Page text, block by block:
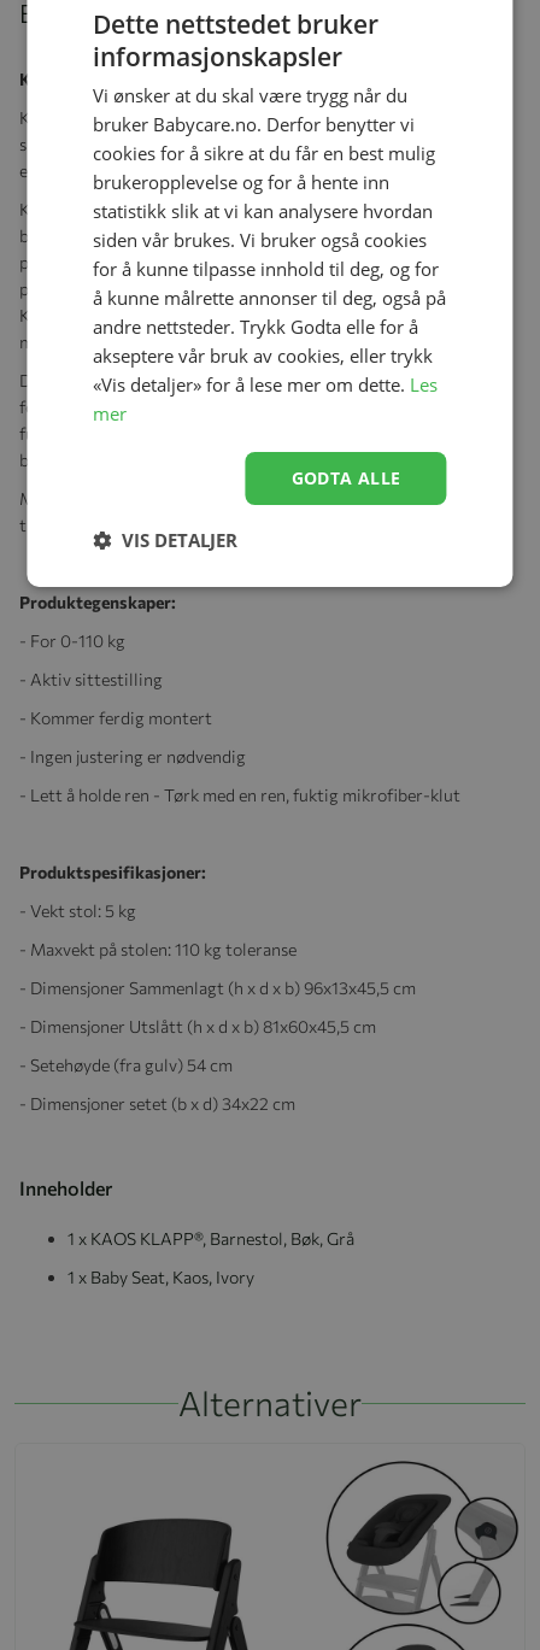
Beskrivelse
Klapp Barnestol, Kaos, Bøk, Grå + Baby Seat
KAOS Klapp kommer ferdig montert og er lett å sette opp. Bare
skyv bena ut, klikk setet på plass og stolen er klar til bruk. Den har
en glatt og solid finish som gjør den enkel å holde ren.
Klapp er en moderne designklassiker som vil vare hele
barndommen. En bærekraftig investering, av solid håndverk og
premium materialer. Stolen er designet av den prisbelønte norske
produktdesigneren Ole Petter Wullum for KAOS. Med KAOS
Klapp kan du gi barnet ditt en sikker og komfortabel sitteplass i
mange år.
Denne spisestolen er ikke bare perfekt for hjemmet ditt, men også
for bedrifter, kafeer og restauranter som trenger stilige og
funksjonelle spisestoler som enkelt kan lagres bort når de ikke er i
bruk.
Merk: Bøyle kjøpes separat og er anbefalt frem til 36 mnd. Annet
tilbehør selges separat.
Produktegenskaper:
- For 0-110 kg
- Aktiv sittestilling
- Kommer ferdig montert
- Ingen justering er nødvendig
- Lett å holde ren - Tørk med en ren, fuktig mikrofiber-klut
Produktspesifikasjoner:
- Vekt stol: 5 kg
- Maxvekt på stolen: 110 kg toleranse
- Dimensjoner Sammenlagt (h x d x b) 96x13x45,5 cm
- Dimensjoner Utslått (h x d x b) 81x60x45,5 cm
- Setehøyde (fra gulv) 54 cm
- Dimensjoner setet (b x d) 34x22 cm
Inneholder
1 x KAOS KLAPP®, Barnestol, Bøk, Grå
1 x Baby Seat, Kaos, Ivory
Alternativer
Dette nettstedet bruker
informasjonskapsler
Vi ønsker at du skal være trygg når du
bruker Babycare.no. Derfor benytter vi
cookies for å sikre at du får en best mulig
brukeropplevelse og for å hente inn
statistikk slik at vi kan analysere hvordan
siden vår brukes. Vi bruker også cookies
for å kunne tilpasse innhold til deg, og for
å kunne målrette annonser til deg, også på
andre nettsteder. Trykk Godta elle for å
akseptere vår bruk av cookies, eller trykk
«Vis detaljer» for å lese mer om dette. Les
mer
GODTA ALLE
VIS DETALJER